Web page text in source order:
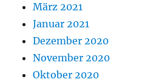
März 2021
Januar 2021
Dezember 2020
November 2020
Oktober 2020